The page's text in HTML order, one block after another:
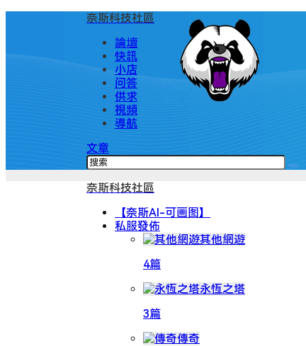
奈斯科技社區
論壇
快訊
小店
问答
供求
視頻
導航
文章
奈斯科技社區
【奈斯AI-可画图】
私服發佈
其他網遊
4篇
永恆之塔
3篇
傳奇